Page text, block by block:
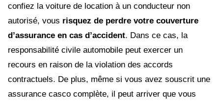
confiez la voiture de location à un conducteur non
autorisé, vous risquez de perdre votre couverture
d’assurance en cas d’accident. Dans ce cas, la
responsabilité civile automobile peut exercer un
recours en raison de la violation des accords
contractuels. De plus, même si vous avez souscrit une
assurance casco complète, il peut arriver que vous